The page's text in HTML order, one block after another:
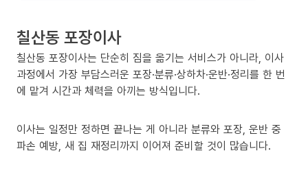
칠산동 포장이사
칠산동 포장이사는 단순히 짐을 옮기는 서비스가 아니라, 이사
과정에서 가장 부담스러운 포장·분류·상하차·운반·정리를 한 번
에 맡겨 시간과 체력을 아끼는 방식입니다.
이사는 일정만 정하면 끝나는 게 아니라 분류와 포장, 운반 중
파손 예방, 새 집 재정리까지 이어져 준비할 것이 많습니다.